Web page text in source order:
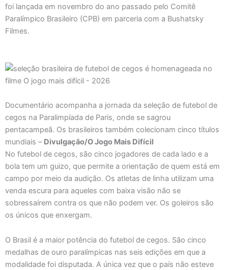
foi lançada em novembro do ano passado pelo Comitê
Paralímpico Brasileiro (CPB) em parceria com a Bushatsky
Filmes.
Documentário acompanha a jornada da seleção de futebol de
cegos na Paralimpíada de Paris, onde se sagrou
pentacampeã. Os brasileiros também colecionam cinco títulos
mundiais – Divulgação/O Jogo Mais Difícil
No futebol de cegos, são cinco jogadores de cada lado e a
bola tem um guizo, que permite a orientação de quem está em
campo por meio da audição. Os atletas de linha utilizam uma
venda escura para aqueles com baixa visão não se
sobressaírem contra os que não podem ver. Os goleiros são
os únicos que enxergam.
O Brasil é a maior potência do futebol de cegos. São cinco
medalhas de ouro paralímpicas nas seis edições em que a
modalidade foi disputada. A única vez que o país não esteve